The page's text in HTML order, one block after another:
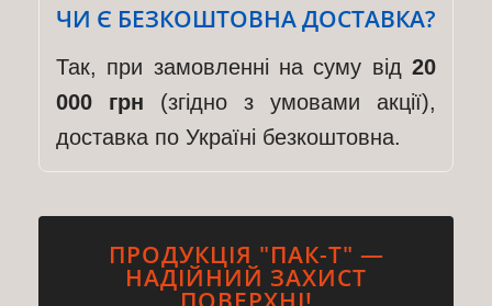
ЧИ Є БЕЗКОШТОВНА ДОСТАВКА?
Так, при замовленні на суму від 20
000 грн (згідно з умовами акції),
доставка по Україні безкоштовна.
ПРОДУКЦІЯ "ПАК-Т" —
НАДІЙНИЙ ЗАХИСТ